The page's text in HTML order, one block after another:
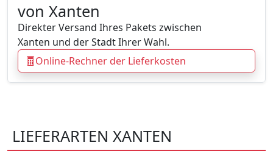
von Xanten
Direkter Versand Ihres Pakets zwischen
Xanten und der Stadt Ihrer Wahl.
Online-Rechner der Lieferkosten
LIEFERARTEN XANTEN